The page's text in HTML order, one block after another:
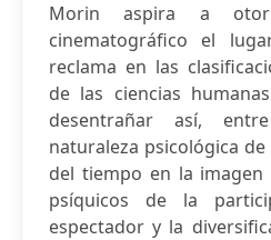
Morin aspira a
cinematográfico el
reclama en las
de las ciencias
desentrañar así,
naturaleza psicológica
del tiempo en la imagen
psíquicos de la
espectador y la